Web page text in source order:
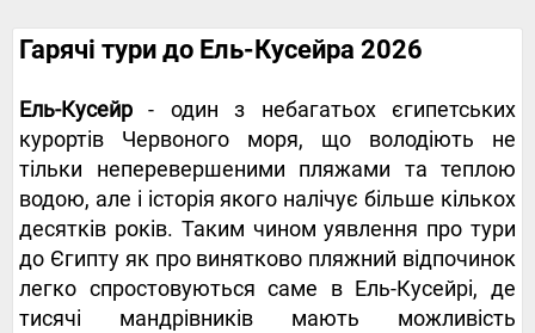
Гарячі тури до Ель-Кусейра 2026
Ель-Кусейр - один з небагатьох єгипетських
курортів Червоного моря, що володіють не
тільки неперевершеними пляжами та теплою
водою, але і історія якого налічує більше кількох
десятків років. Таким чином уявлення про тури
до Єгипту як про винятково пляжний відпочинок
легко спростовуються саме в Ель-Кусейрі, де
тисячі мандрівників мають можливість